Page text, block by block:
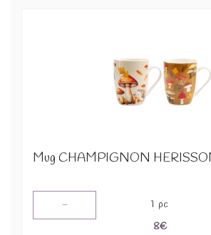
Mug CHAMPIGNON
- 1 pc
8€